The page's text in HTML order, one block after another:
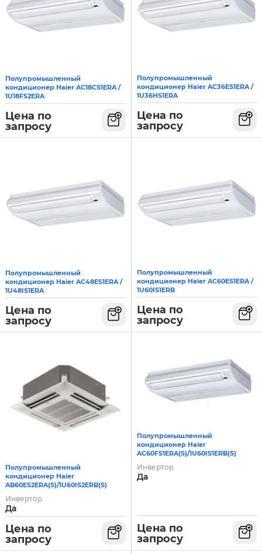
Полупромышленный
кондиционер Haier AC18CS1ERA /
1U18FS2ERA
Цена по
запросу
Полупромышленный
кондиционер Haier AC36ES1ERA /
1U36HS1ERA
Цена по
запросу
Полупромышленный
кондиционер Haier AC48ES1ERA /
1U48IS1ERA
Цена по
запросу
Полупромышленный
кондиционер Haier AC60ES1ERA /
1U60IS1ERB
Цена по
запросу
Полупромышленный
кондиционер Haier
AB60ES2ERA(S)/1U60IS2ERB(S)
Инвертор
Да
Цена по
запросу
Полупромышленный
кондиционер Haier
AC60FS1ERA(S)/1U60IS1ERB(S)
Инвертор
Да
Цена по
запросу